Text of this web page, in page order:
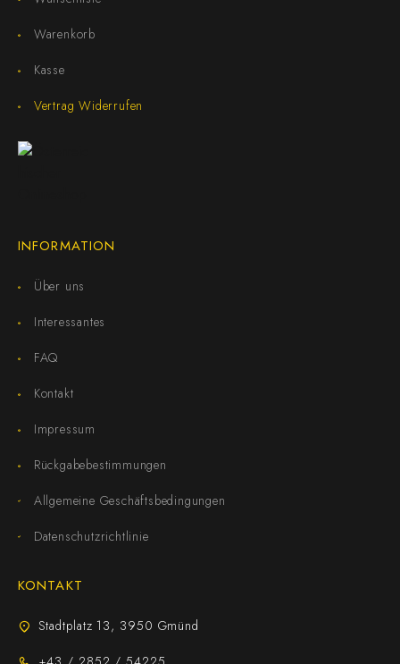
Warenkorb
Kasse
Vertrag Widerrufen
INFORMATION
Über uns
Interessantes
FAQ
Kontakt
Impressum
Rückgabebestimmungen
Allgemeine Geschäftsbedingungen
Datenschutzrichtlinie
KONTAKT
Stadtplatz 13, 3950 Gmünd